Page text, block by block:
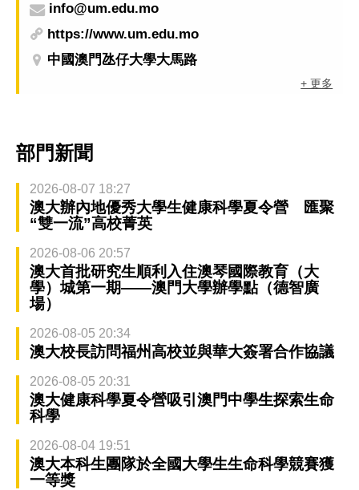
info@um.edu.mo
https://www.um.edu.mo
中國澳門氹仔大學大馬路
+ 更多
部門新聞
2026-08-07 18:27
澳大辦內地優秀大學生健康科學夏令營 匯聚
“雙一流”高校菁英
2026-08-06 20:57
澳大首批研究生順利入住澳琴國際教育（大
學）城第一期——澳門大學辦學點（德智廣
場）
2026-08-05 20:34
澳大校長訪問福州高校並與華大簽署合作協議
2026-08-05 20:31
澳大健康科學夏令營吸引澳門中學生探索生命
科學
2026-08-04 19:51
澳大本科生團隊於全國大學生生命科學競賽獲
一等獎